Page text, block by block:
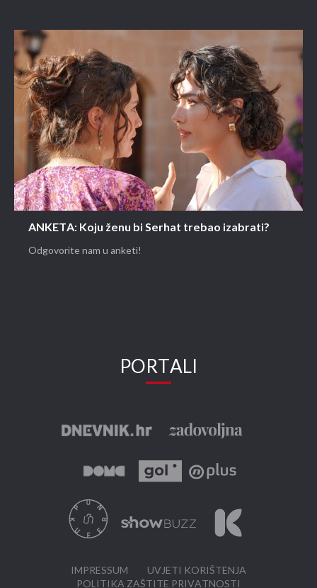
ANKETA: Koju ženu bi Serhat trebao izabrati?
Odgovorite nam u anketi!
PORTALI
IMPRESSUM
UVJETI KORIŠTENJA
POLITIKA ZAŠTITE PRIVATNOSTI